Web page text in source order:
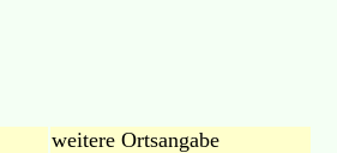
weitere Ortsangabe